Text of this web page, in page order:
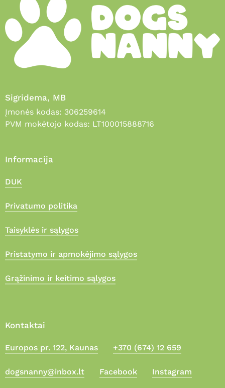
Suma:
Apmokėjimas
Sigridema, MB
Įmonės kodas: 306259614
PVM mokėtojo kodas: LT100015888716
Informacija
DUK
Privatumo politika
Taisyklės ir sąlygos
Pristatymo ir apmokėjimo sąlygos
Grąžinimo ir keitimo sąlygos
Kontaktai
Europos pr. 122, Kaunas +370 (674) 12 659
dogsnanny@inbox.lt Facebook Instagram